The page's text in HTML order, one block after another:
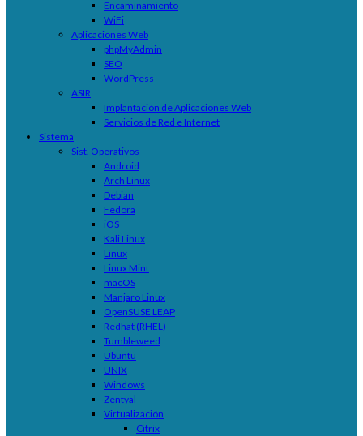
Encaminamiento
WiFi
Aplicaciones Web
phpMyAdmin
SEO
WordPress
ASIR
Implantación de Aplicaciones Web
Servicios de Red e Internet
Sistema
Sist. Operativos
Android
Arch Linux
Debian
Fedora
iOS
Kali Linux
Linux
Linux Mint
macOS
Manjaro Linux
OpenSUSE LEAP
Redhat (RHEL)
Tumbleweed
Ubuntu
UNIX
Windows
Zentyal
Virtualización
Citrix